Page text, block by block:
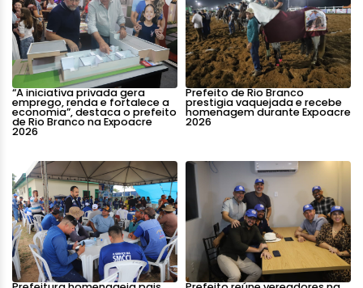
“A iniciativa privada gera
emprego, renda e fortalece a
economia”, destaca o prefeito
de Rio Branco na Expoacre
2026
Prefeito de Rio Branco
prestigia vaquejada e recebe
homenagem durante Expoacre
2026